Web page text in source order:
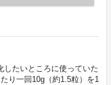
したいところに使っていた
り一回10g（約1.5粒）を1